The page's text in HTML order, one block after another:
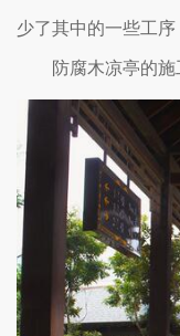
少了其中的一些工序
防腐木凉亭的